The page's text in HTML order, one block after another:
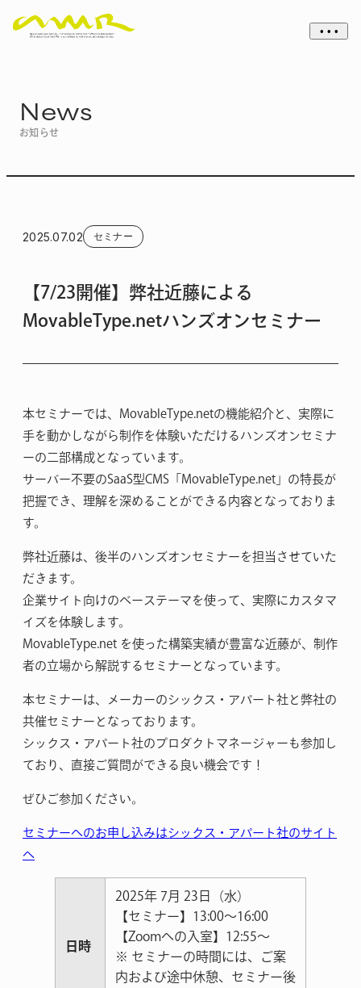
• • •
News
お知らせ
2025.07.02 セミナー
【7/23開催】弊社近藤による
MovableType.netハンズオンセミナー
本セミナーでは、MovableType.netの機能紹介と、実際に
手を動かしながら制作を体験いただけるハンズオンセミナ
ーの二部構成となっています。
サーバー不要のSaaS型CMS「MovableType.net」の特長が
把握でき、理解を深めることができる内容となっておりま
す。
弊社近藤は、後半のハンズオンセミナーを担当させていた
だきます。
企業サイト向けのベーステーマを使って、実際にカスタマ
イズを体験します。
MovableType.net を使った構築実績が豊富な近藤が、制作
者の立場から解説するセミナーとなっています。
本セミナーは、メーカーのシックス・アパート社と弊社の
共催セミナーとなっております。
シックス・アパート社のプロダクトマネージャーも参加し
ており、直接ご質問ができる良い機会です！
ぜひご参加ください。
セミナーへのお申し込みはシックス・アパート社のサイト
へ
日時
2025年 7月 23日（水）
【セミナー】13:00～16:00
【Zoomへの入室】12:55〜
※ セミナーの時間には、ご案
内および途中休憩、セミナー後